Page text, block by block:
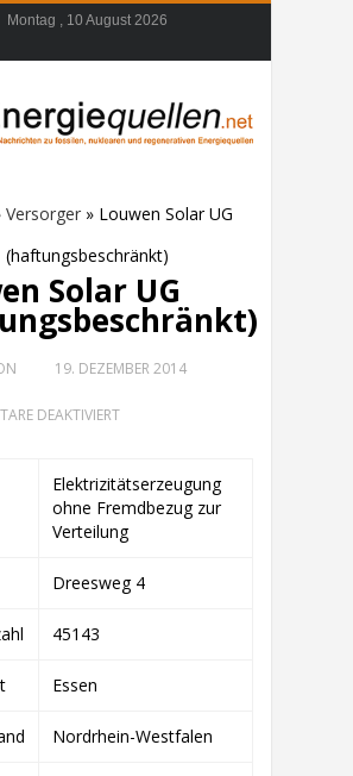
Montag , 10 August 2026
Versorger » Louwen Solar UG
(haftungsbeschränkt)
Solar UG
19. DEZEMBER 2014
DEAKTIVIERTFÜR
(HAFTUNGSBESCHRÄNKT)
Elektrizitätserzeugung
ohne Fremdbezug zur
Verteilung
Dreesweg 4
45143
Essen
Nordrhein-Westfalen